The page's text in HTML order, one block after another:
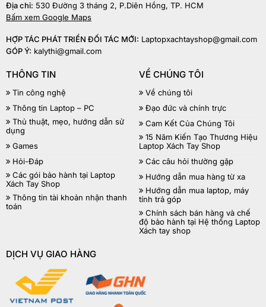
Địa chỉ: 530 Đường 3 tháng 2, P.Diên Hồng, TP. HCM
Bấm xem Google Maps
HỢP TÁC PHÁT TRIỂN ĐỐI TÁC MỚI: Laptopxachtayshop@gmail.com
GÓP Ý: kalythi@gmail.com
THÔNG TIN
Tin công nghệ
Thông tin Laptop – PC
Thủ thuật, mẹo, hướng dẫn sử
dụng
Games
Hỏi-Đáp
Các gói bảo hành tại Laptop
Xách Tay Shop
Thông tin tài khoản nhận thanh
toán
VỀ CHÚNG TÔI
Về chúng tôi
Đạo đức và chính trực
Cam Kết Của Chúng Tôi
15 Năm Kiến Tạo Thương Hiệu
Laptop Xách Tay Shop
Các câu hỏi thường gặp
Hướng dẫn mua hàng từ xa
Hướng dẫn mua laptop, máy
tính trả góp
Chính sách bán hàng và chế
độ bảo hành tại Hệ thống Laptop
Xách tay shop
DỊCH VỤ GIAO HÀNG